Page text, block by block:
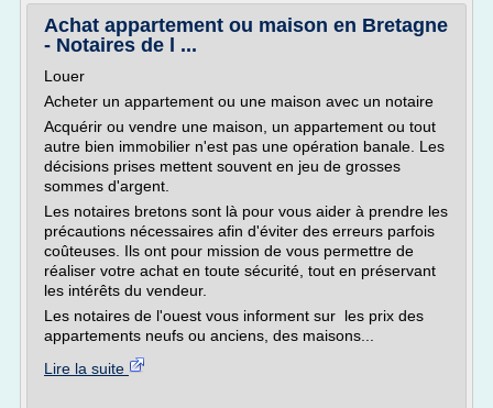
Achat appartement ou maison en Bretagne
- Notaires de l ...
Louer
Acheter un appartement ou une maison avec un notaire
Acquérir ou vendre une maison, un appartement ou tout
autre bien immobilier n'est pas une opération banale. Les
décisions prises mettent souvent en jeu de grosses
sommes d'argent.
Les notaires bretons sont là pour vous aider à prendre les
précautions nécessaires afin d'éviter des erreurs parfois
coûteuses. Ils ont pour mission de vous permettre de
réaliser votre achat en toute sécurité, tout en préservant
les intérêts du vendeur.
Les notaires de l'ouest vous informent sur les prix des
appartements neufs ou anciens, des maisons...
Lire la suite